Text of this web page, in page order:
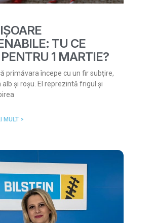
TU CE
1 MARTIE?
primăvara începe cu un fir subțire,
și roșu. El reprezintă frigul și
MULT >